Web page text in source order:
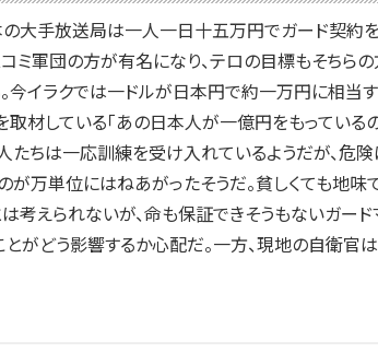
手放送局は一人一日十五万円でガード契約を
軍団の方が有名になり、テロの目標もそちらの
イラクでは一ドルが日本円で約一万円に相当
取材している「あの日本人が一億円をもってい
たちは一応訓練を受け入れているようだが、危
万単位にはねあがったそうだ。貧しくても地
考えられないが、命も保証できそうもないガー
とがどう影響するか心配だ。一方、現地の自衛